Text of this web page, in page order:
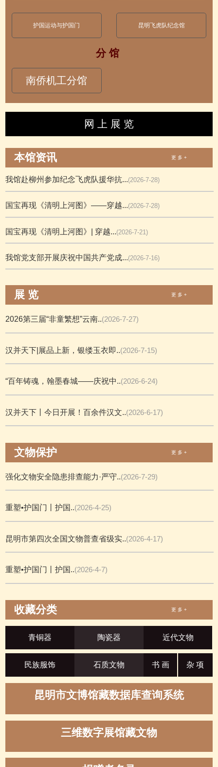
护国运动与护国门 昆明飞虎队纪念馆
分 馆
南侨机工分馆
网 上 展 览
本馆资讯 更 多 +
我馆赴柳州参加纪念飞虎队援华抗...(2026-7-28)
国宝再现《清明上河图》——穿越...(2026-7-28)
国宝再现《清明上河图》| 穿越...(2026-7-21)
我馆党支部开展庆祝中国共产党成...(2026-7-16)
展 览 更 多 +
2026第三届“非童繁想”云南..(2026-7-27)
汉并天下|展品上新，银缕玉衣即..(2026-7-15)
“百年铸魂，翰墨春城——庆祝中..(2026-6-24)
汉并天下丨今日开展！百余件汉文..(2026-6-17)
文物保护 更 多 +
强化文物安全隐患排查能力·严守..(2026-7-29)
重塑•护国门丨护国..(2026-4-25)
昆明市第四次全国文物普查省级实..(2026-4-17)
重塑•护国门丨护国..(2026-4-7)
收藏分类 更 多 +
青铜器 陶瓷器 近代文物
民族服饰 石质文物 书 画 杂 项
昆明市文博馆藏数据库查询系统
三维数字展馆藏文物